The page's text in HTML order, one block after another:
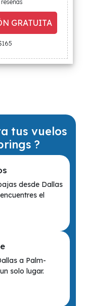
GRATUITA
tus vuelos
?
desde Dallas
el
a Palm-
solo lugar.